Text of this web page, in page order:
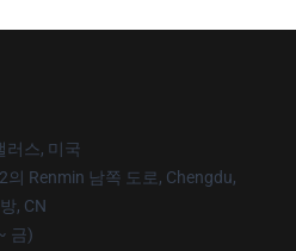
러스, 미국
의 Renmin 남쪽 도로, Chengdu,
, CN
금)